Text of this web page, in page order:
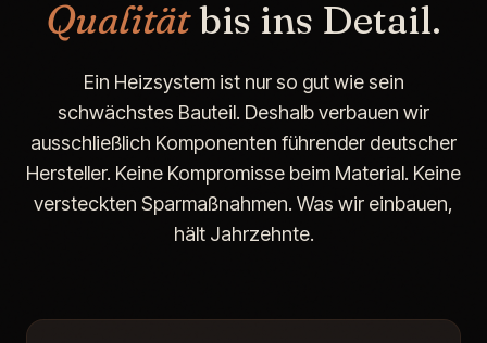
Qualitätbis ins Detail.
Ein Heizsystem ist nur so gut wie sein
schwächstes Bauteil. Deshalb verbauen wir
ausschließlich Komponenten führender deutscher
Hersteller. Keine Kompromisse beim Material. Keine
versteckten Sparmaßnahmen. Was wir einbauen,
hält Jahrzehnte.
Premium PE-RT Heizrohre